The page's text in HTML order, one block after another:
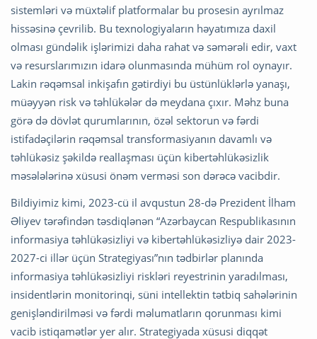
sistemləri və müxtəlif platformalar bu prosesin ayrılmaz
hissəsinə çevrilib. Bu texnologiyaların həyatımıza daxil
olması gündəlik işlərimizi daha rahat və səmərəli edir, vaxt
və resurslarımızın idarə olunmasında mühüm rol oynayır.
Lakin rəqəmsal inkişafın gətirdiyi bu üstünlüklərlə yanaşı,
müəyyən risk və təhlükələr də meydana çıxır. Məhz buna
görə də dövlət qurumlarının, özəl sektorun və fərdi
istifadəçilərin rəqəmsal transformasiyanın davamlı və
təhlükəsiz şəkildə reallaşması üçün kibertəhlükəsizlik
məsələlərinə xüsusi önəm verməsi son dərəcə vacibdir.
Bildiyimiz kimi, 2023-cü il avqustun 28-də Prezident İlham
Əliyev tərəfindən təsdiqlənən “Azərbaycan Respublikasının
informasiya təhlükəsizliyi və kibertəhlükəsizliyə dair 2023-
2027-ci illər üçün Strategiyası”nın tədbirlər planında
informasiya təhlükəsizliyi riskləri reyestrinin yaradılması,
insidentlərin monitorinqi, süni intellektin tətbiq sahələrinin
genişləndirilməsi və fərdi məlumatların qorunması kimi
vacib istiqamətlər yer alır. Strategiyada xüsusi diqqət